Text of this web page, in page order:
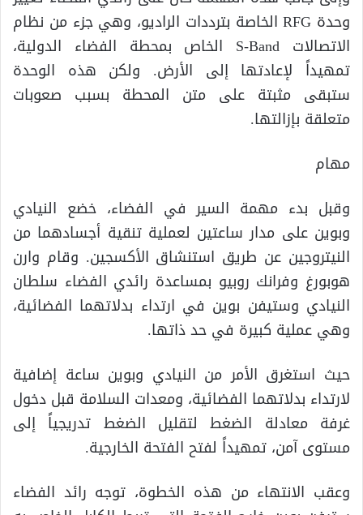
وحدة RFG الخاصة بترددات الراديو، وهي جزء من نظام
الاتصالات S-Band الخاص بمحطة الفضاء الدولية،
تمهيداً لإعادتها إلى الأرض. ولكن هذه الوحدة
ستبقى مثبتة على متن المحطة بسبب صعوبات
متعلقة بإزالتها.
مهام
وقبل بدء مهمة السير في الفضاء، خضع النيادي
وبوين على مدار ساعتين لعملية تنقية أجسادهما من
النيتروجين عن طريق استنشاق الأكسجين. وقام وارن
هوبورغ وفرانك روبيو بمساعدة رائدي الفضاء سلطان
النيادي وستيفن بوين في ارتداء بدلاتهما الفضائية،
وهي عملية كبيرة في حد ذاتها.
حيث استغرق الأمر من النيادي وبوين ساعة إضافية
لارتداء بدلاتهما الفضائية، ومعدات السلامة قبل دخول
غرفة معادلة الضغط لتقليل الضغط تدريجياً إلى
مستوى آمن، تمهيداً لفتح الفتحة الخارجية.
وعقب الانتهاء من هذه الخطوة، توجه رائد الفضاء